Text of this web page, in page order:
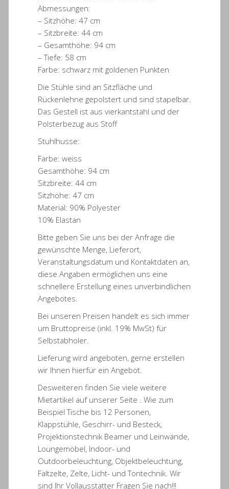
Abmessungen:
– Sitzhöhe: 47 cm
– Sitzbreite: 44 cm
– Gesamthöhe: 94 cm
– Tiefe: 58 cm
Farbe: schwarz mit goldenen Punkten
Die Stühle sind an Sitzfläche und
Rückenlehne gepolstert und sind stapelbar.
Das Gestell ist aus vierkantstahl und der
Polsterbezug aus Stoff
Stuhlhusse:
Farbe: weiss
Gesamthöhe: 94 cm
Sitzbreite: 44 cm
Sitzhöhe: 47 cm
Material: 90% Polyester
10% Elastan
Bitte geben Sie uns bei der Anfrage die
gewünschte Menge, Lieferort,
Veranstaltungsdatum und Kontaktdaten an,
diese Angaben ermöglichen uns eine
schnellere Erstellung eines unverbindlichen
Angebotes.
Bei unseren Preisen handelt es sich immer
um Bruttopreise (inkl. 19% MwSt) für
Selbstabholer.
Lieferung wird angeboten, gerne erstellen
wir Ihnen hierfür ein Angebot.
Desweiteren finden Sie viele weitere
Mietartikel auf unserer Seite . Wie zum
Beispiel Tische bis 12 Personen,
Klappstühle, Geschirr- und Besteck,
Projektionstechnik Beamer und Leinwände,
Loungemöbel, Indoor- und
Outdoorbeleuchtung, Objektbeleuchtung,
Faltzelte, Zelte, Licht- und Tontechnik. Wir
sind Ihr Vollausstatter Fragen Sie nach!!!